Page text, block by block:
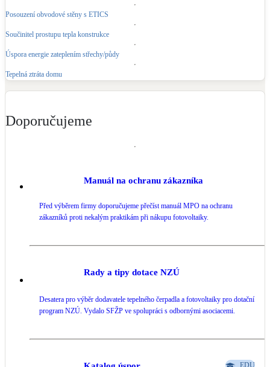
Posouzení obvodové stěny s ETICS
Součinitel prostupu tepla konstrukce
Úspora energie zateplením střechy/půdy
Tepelná ztráta domu
Doporučujeme
Manuál na ochranu zákazníka
Před výběrem firmy doporučujeme přečíst manuál MPO na ochranu
zákazníků proti nekalým praktikám při nákupu fotovoltaiky.
Rady a tipy dotace NZÚ
Desatera pro výběr dodavatele tepelného čerpadla a fotovoltaiky pro dotační
program NZÚ. Vydalo SFŽP ve spolupráci s odbornými asociacemi.